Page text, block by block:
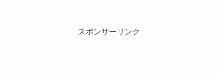
スポンサーリンク